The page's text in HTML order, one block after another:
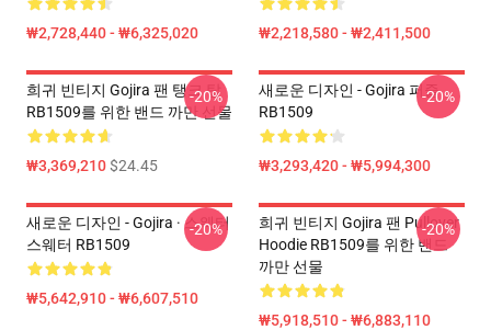
₩2,728,440 - ₩6,325,020 ₩2,218,580 - ₩2,411,500
희귀 빈티지 Gojira 팬 탱크 탑
RB1509를 위한 밴드 까만 선물
₩3,369,210$24.45
-20%
새로운 디자인 - Gojira 퍼즐
RB1509
₩3,293,420 - ₩5,994,300
-20%
새로운 디자인 - Gojira · 스웨터
스웨터 RB1509
₩5,642,910 - ₩6,607,510
-20%
희귀 빈티지 Gojira 팬 Pullover
Hoodie RB1509를 위한 밴드
까만 선물
₩5,918,510 - ₩6,883,110
-20%